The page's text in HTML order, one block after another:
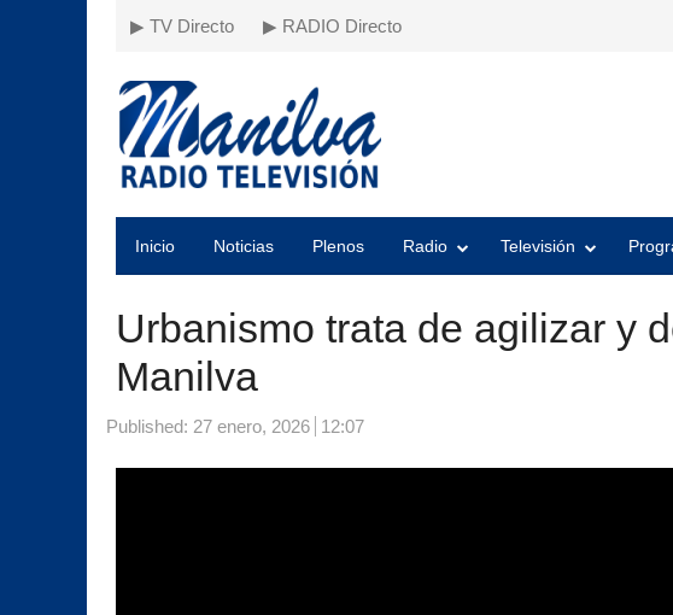
▶ TV Directo ▶ RADIO Directo
Inicio Noticias Plenos Radio Televisión
Urbanismo trata de agilizar y
Manilva
Published: 27 enero, 2026 12:07